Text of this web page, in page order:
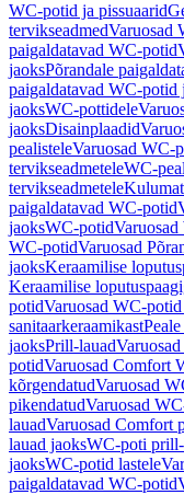
WC-potid ja pissuaarid
tervikseadmedVaruosad
paigaldatavad WC-potid
jaoksPõrandale
paigaldatavad WC-potid
jaoksWC-pottidele
jaoksDisainplaadid
pealisteleVaruosad WC-
tervikseadmeteleWC-
tervikseadmetele
paigaldatavad WC-potid
jaoksWC-potid
WC-potidVaruosad
jaoksKeraamilise
Keraamilise
potidVaruosad WC-
sanitaarkeraamikast
jaoksPrill-lauad
potidVaruosad Comfort
kõrgendatudVaruosad
pikendatudVaruosad
lauadVaruosad Comfort
lauad jaoksWC-poti
jaoksWC-potid lastele
paigaldatavad WC-potid